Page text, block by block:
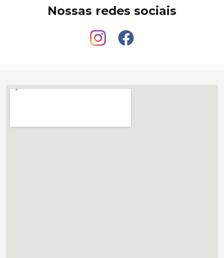
Nossas redes sociais